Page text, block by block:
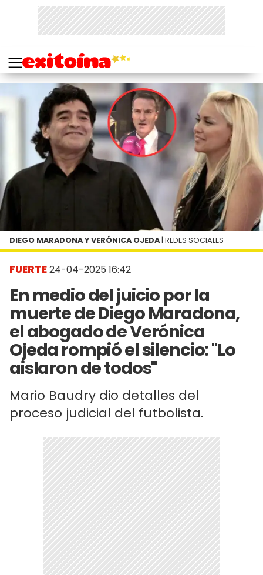
FUERTE24-04-2025 16:42
En medio del juicio por la
muerte de Diego Maradona,
el abogado de Verónica
Ojeda rompió el silencio: "Lo
aislaron de todos"
Mario Baudry dio detalles del
proceso judicial del futbolista.
DIEGO MARADONA Y VERÓNICA OJEDA | REDES SOCIALES